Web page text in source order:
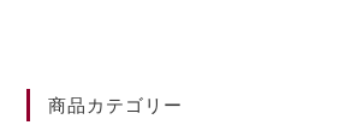
商品カテゴリー